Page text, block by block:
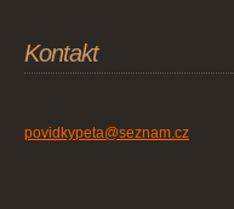
Kontakt
povidkypeta@seznam.cz